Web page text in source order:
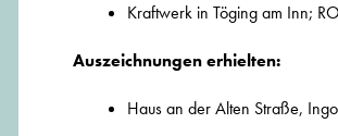
Kraftwerk in Töging am Inn;
Auszeichnungen erhielten:
Haus an der Alten Straße,